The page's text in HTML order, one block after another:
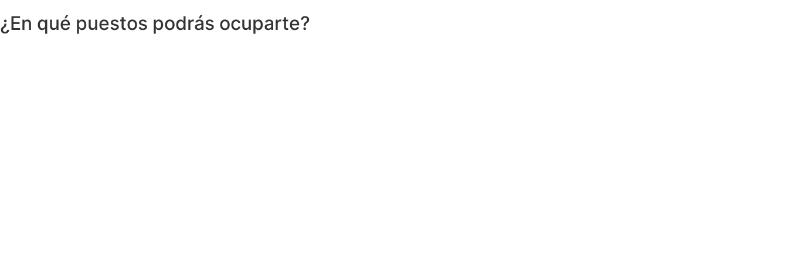
¿En qué puestos podrás ocuparte?